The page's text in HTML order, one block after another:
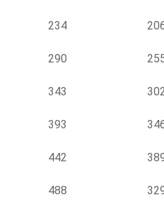
234
290
343
393
442
488